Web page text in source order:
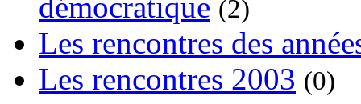
(2)
Les rencontres des
Les rencontres 2003 (0)